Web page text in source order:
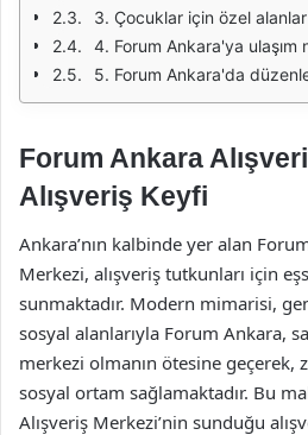
3. Çocuklar için özel alanlar
4. Forum Ankara'ya ulaşım
5. Forum Ankara'da düzenlenen
Forum Ankara
Alışveriş Keyfi
Ankara’nın kalbinde yer alan
Merkezi, alışveriş tutkunları için
sunmaktadır. Modern mimarisi,
sosyal alanlarıyla Forum Ankara,
merkezi olmanın ötesine
sosyal ortam sağlamaktadır. Bu
Alışveriş Merkezi’nin sunduğu